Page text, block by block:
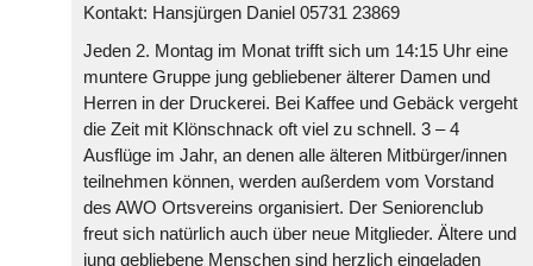
Kontakt: Hansjürgen Daniel 05731 23869
Jeden 2. Montag im Monat trifft sich um 14:15 Uhr eine
muntere Gruppe jung gebliebener älterer Damen und
Herren in der Druckerei. Bei Kaffee und Gebäck vergeht
die Zeit mit Klönschnack oft viel zu schnell. 3 – 4
Ausflüge im Jahr, an denen alle älteren Mitbürger/innen
teilnehmen können, werden außerdem vom Vorstand
des AWO Ortsvereins organisiert. Der Seniorenclub
freut sich natürlich auch über neue Mitglieder. Ältere und
jung gebliebene Menschen sind herzlich eingeladen